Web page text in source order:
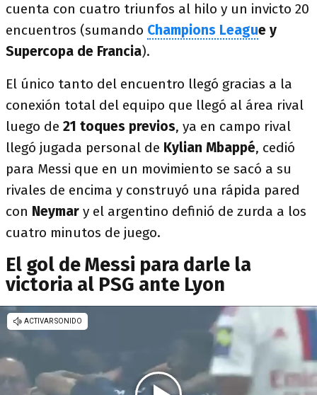
cuenta con cuatro triunfos al hilo y un invicto 20
encuentros (sumando Champions League y
Supercopa de Francia).
El único tanto del encuentro llegó gracias a la
conexión total del equipo que llegó al área rival
luego de 21 toques previos, ya en campo rival
llegó jugada personal de Kylian Mbappé, cedió
para Messi que en un movimiento se sacó a su
rivales de encima y construyó una rápida pared
con Neymar y el argentino definió de zurda a los
cuatro minutos de juego.
El gol de Messi para darle la
victoria al PSG ante Lyon